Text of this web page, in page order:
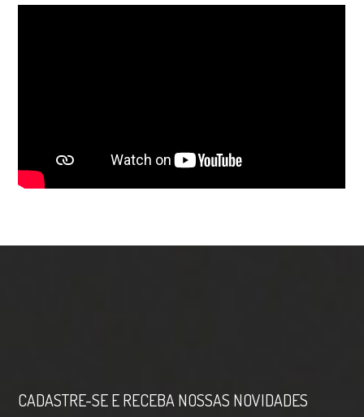
CADASTRE-SE E RECEBA NOSSAS NOVIDADES